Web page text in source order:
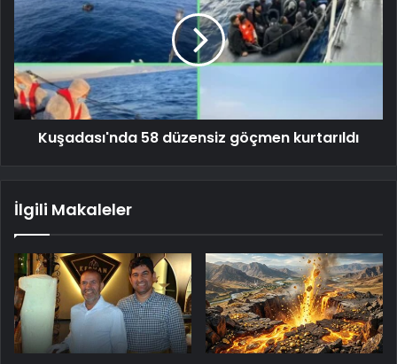
Kuşadası'nda 58 düzensiz göçmen kurtarıldı
İlgili Makaleler